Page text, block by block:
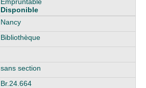
Disponible
Nancy
Bibliothèque
sans section
Br.24.664